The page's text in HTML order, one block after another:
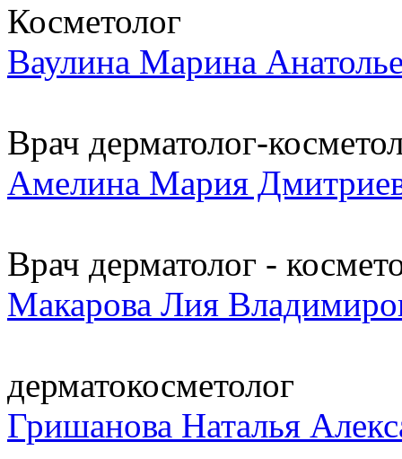
Косметолог
Ваулина Марина
Врач дерматолог-
Амелина Мария
Врач дерматолог -
Макарова Лия
дерматокосметолог
Гришанова Наталья